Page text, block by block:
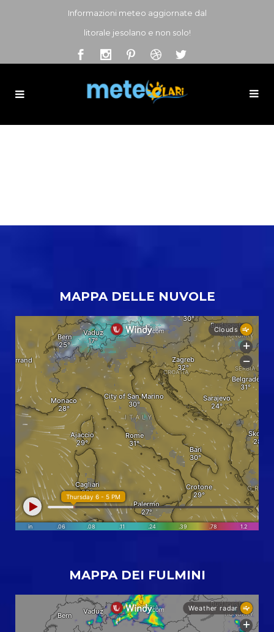
Informazioni meteo aggiornate dal
litorale jesolano e non solo!
MAPPA DELLE NUVOLE
MAPPA DEI FULMINI